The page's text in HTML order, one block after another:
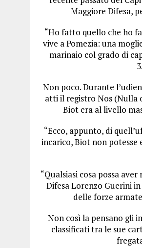
Maggiore Difesa,
“Ho fatto quello che ho
vive a Pomezia: una
marinaio col grado di
Non poco. Durante
atti il registro Nos (Nulla
Biot era al livello
“Ecco, appunto, di
incarico, Biot non
“Qualsiasi cosa possa
Difesa Lorenzo Guerini
delle forze
Non così la pensano gli
classificati tra le sue